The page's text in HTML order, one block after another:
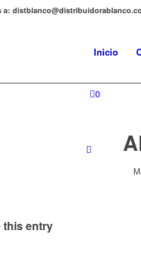
a:
Inicio
0
this entry